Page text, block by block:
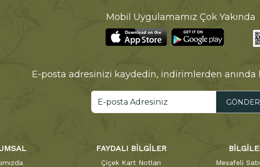
Mobil Uygulamamız Çok Yakında
E-posta adresinizi kaydedin, indirimlerden anında
GÖNDER
FAYDALI BİLGİLER
Çiçek Kart Notları
Mesafeli